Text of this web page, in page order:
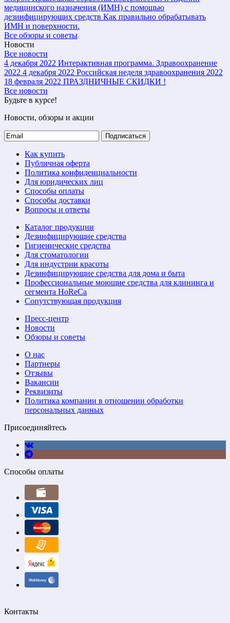
медицинского назначения (ИМН) с помощью
дезинфицирующих средств Как правильно обрабатывать
ИМН и поверхности.
Все обзоры и советы
Новости
Все новости
4 декабря 2022 Интерактивная программа. Здравоохранение
2022 4 декабря 2022 Российская неделя здравоохранения 2022
18 февраля 2022 ПРАЗДНИЧНЫЕ СКИДКИ !
Все новости
Будьте в курсе!
Новости, обзоры и акции
Подписаться
Как купить
Публичная оферта
Политика конфиденциальности
Для юридических лиц
Способы оплаты
Способы доставки
Вопросы и ответы
Каталог продукции
Дезинфицирующие средства
Гигиенические средства
Для стоматологии
Для индустрии красоты
Дезинфицирующие средства для дома и быта
Профессиональные моющие средства для клининга и
сегмента HoReCa
Сопутствующая продукция
Пресс-центр
Новости
Обзоры и советы
О нас
Партнеры
Отзывы
Вакансии
Реквизиты
Политика компании в отношении обработки
персональных данных
Присоединяйтесь
Способы оплаты
Контакты